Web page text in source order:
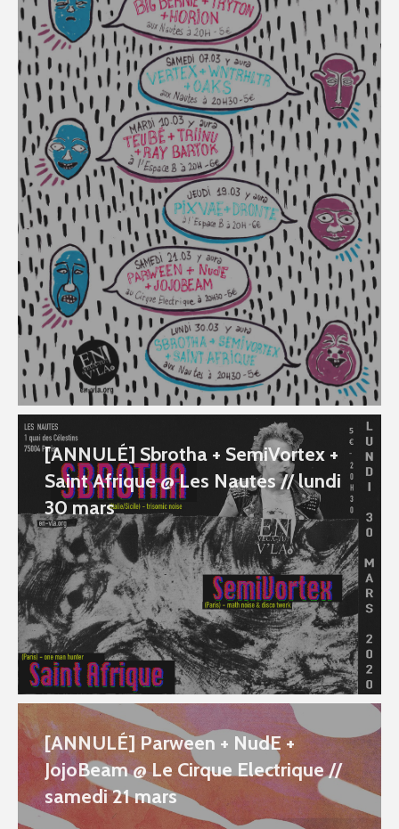
[ANNULÉ] Sbrotha + SemiVortex +
Saint Afrique @ Les Nautes // lundi
30 mars
[ANNULÉ] Parween + NudE +
JojoBeam @ Le Cirque Electrique //
samedi 21 mars